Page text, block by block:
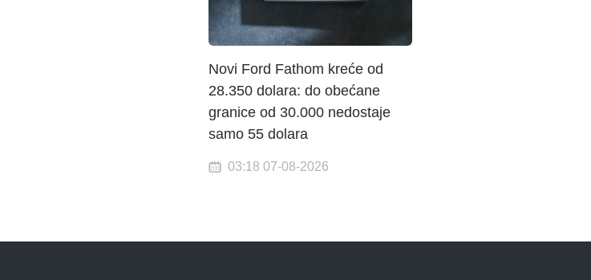
Novi Ford Fathom kreće od
28.350 dolara: do obećane
granice od 30.000 nedostaje
samo 55 dolara
03:18 07-08-2026